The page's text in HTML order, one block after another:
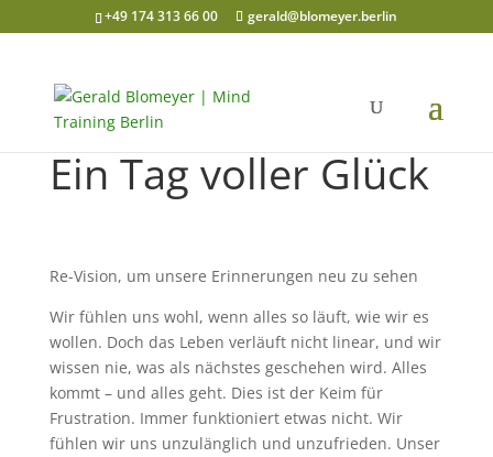
+49 174 313 66 00 gerald@blomeyer.berlin
Ein Tag voller Glück
Re-Vision, um unsere Erinnerungen neu zu sehen
Wir fühlen uns wohl, wenn alles so läuft, wie wir es
wollen. Doch das Leben verläuft nicht linear, und wir
wissen nie, was als nächstes geschehen wird. Alles
kommt – und alles geht. Dies ist der Keim für
Frustration. Immer funktioniert etwas nicht. Wir
fühlen wir uns unzulänglich und unzufrieden. Unser